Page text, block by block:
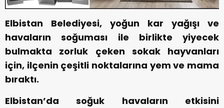
Elbistan Belediyesi, yoğun kar yağışı ve
havaların soğuması ile birlikte yiyecek
bulmakta zorluk çeken sokak hayvanları
için, ilçenin çeşitli noktalarına yem ve mama
bıraktı.
Elbistan’da soğuk havaların etkisini